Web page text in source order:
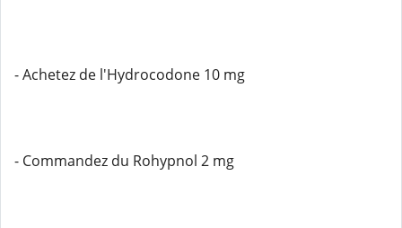
- Achetez de l'Hydrocodone 10 mg
- Commandez du Rohypnol 2 mg